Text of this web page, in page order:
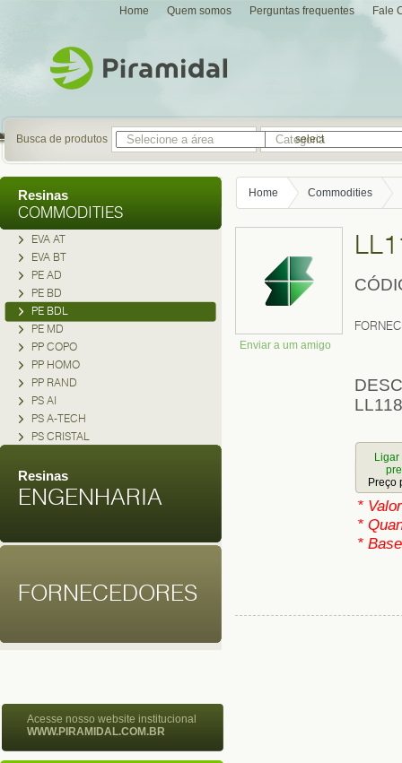
Home Quem somos Perguntas frequentes Fale
Busca de produtos select
Resinas
COMMODITIES
EVA AT
EVA BT
PE AD
PE BD
PE BDL
PE MD
PP COPO
PP HOMO
PP RAND
PS AI
PS A-TECH
PS CRISTAL
Resinas
ENGENHARIA
FORNECEDORES
Acesse nosso website institucional
WWW.PIRAMIDAL.COM.BR
Home Commodities
Enviar a um amigo
Preço
*
*
*